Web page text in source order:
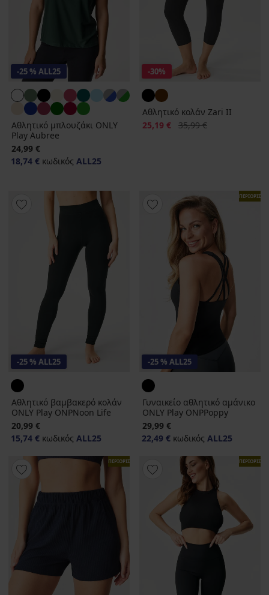
-25 % ALL25
Αθλητικό μπλουζάκι ONLY
Play Aubree
24,99 €
18,74 € κωδικός ALL25
-30%
Αθλητικό κολάν Zari ΙΙ
Έκπτωση
25,19 € Αρχική τιμή
35,99 €
-25 % ALL25
Αθλητικό βαμβακερό κολάν
ONLY Play ONPNoon Life
20,99 €
15,74 € κωδικός ALL25
-25 % ALL25
Γυναικείο αθλητικό αμάνικο
ONLY Play ONPPoppy
29,99 €
22,49 € κωδικός ALL25
ΠΕΡΙΟΡΙΣΜΕΝΑ